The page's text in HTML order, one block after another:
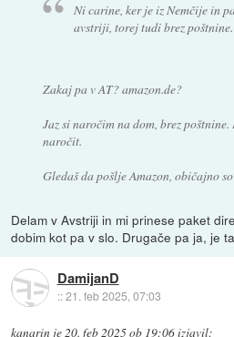
Ni carine, ker je iz Nemčije in
avstriji, torej tudi brez poštnine.
Zakaj pa v AT? amazon.de?
Jaz si naročim na dom, brez
naročit.
Gledaš da pošlje Amazon, običajno
Delam v Avstriji in mi prinese paket
dobim kot pa v slo. Drugače pa ja, je
DamijanD
::21. feb 2025, 07:03
kanarin je20. feb 2025 ob 19:06izjavil: